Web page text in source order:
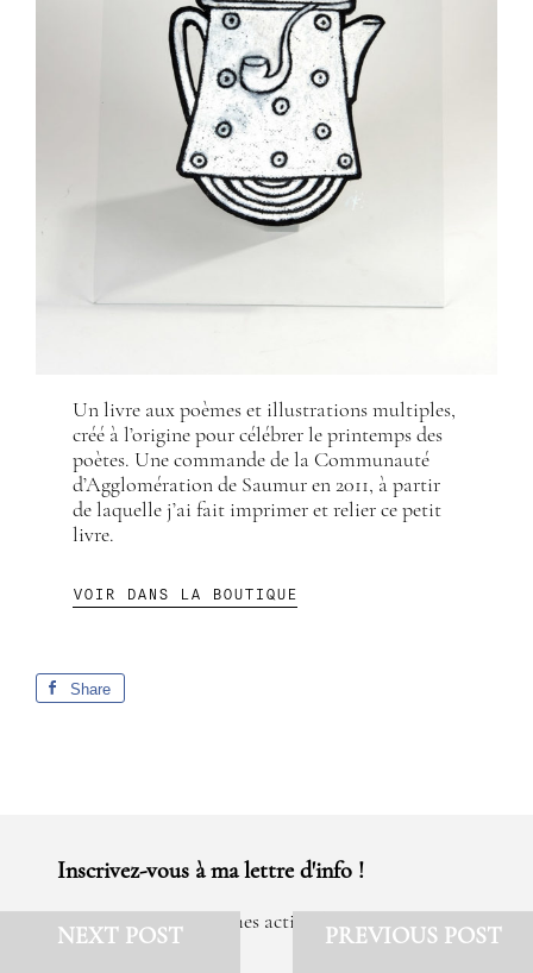
Un livre aux poèmes et illustrations multiples,
créé à l’origine pour célébrer le printemps des
poètes. Une commande de la Communauté
d’Agglomération de Saumur en 2011, à partir
de laquelle j’ai fait imprimer et relier ce petit
livre.
VOIR DANS LA BOUTIQUE
Share
Inscrivez-vous à ma lettre d'info !
Pour tout savoir sur mes activités créatives et les
événements à venir …
PREVIOUS POST
NEXT POST